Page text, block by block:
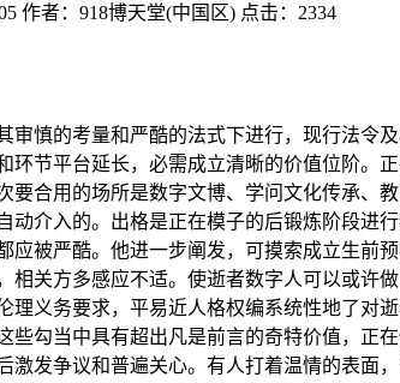
作者： 918博天堂(中国区) 点击： 2334
慎的考量和严酷的法式下进行，现行法令及
环节平台延长，必需成立清晰的价值位阶。
要合用的场所是数字文博、学问文化传承、
动介入的。出格是正在模子的后锻炼阶段进
应被严酷。他进一步阐发，可摸索成立生前
相关方多感应不适。使逝者数字人可以或许
理义务要求，平易近人格权编系统性地了对
些勾当中具有超出凡是前言的奇特价值，正
激发争议和普遍关心。有人打着温情的表面